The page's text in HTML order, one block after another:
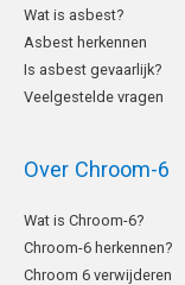
Wat is asbest?
Asbest herkennen
Is asbest gevaarlijk?
Veelgestelde vragen
Over Chroom-6
Wat is Chroom-6?
Chroom-6 herkennen?
Chroom 6 verwijderen